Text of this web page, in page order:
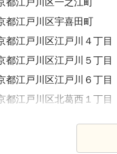
都江戸川区一之江町
都江戸川区宇喜田町
都江戸川区江戸川４丁目
都江戸川区江戸川５丁目
都江戸川区江戸川６丁目
都江戸川区北葛西１丁目